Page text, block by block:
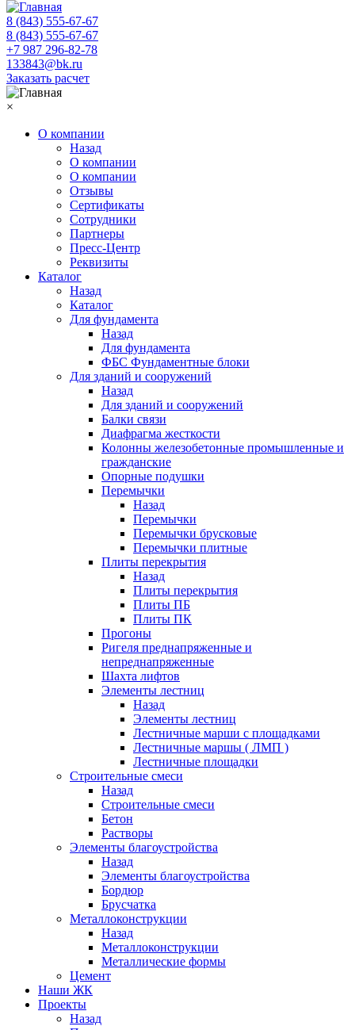
8 (843) 555-67-67
8 (843) 555-67-67
+7 987 296-82-78
133843@bk.ru
Заказать расчет
×
О компании
Назад
О компании
О компании
Отзывы
Сертификаты
Сотрудники
Партнеры
Пресс-Центр
Реквизиты
Каталог
Назад
Каталог
Для фундамента
Назад
Для фундамента
ФБС Фундаментные блоки
Для зданий и сооружений
Назад
Для зданий и сооружений
Балки связи
Диафрагма жесткости
Колонны железобетонные промышленные и
гражданские
Опорные подушки
Перемычки
Назад
Перемычки
Перемычки брусковые
Перемычки плитные
Плиты перекрытия
Назад
Плиты перекрытия
Плиты ПБ
Плиты ПК
Прогоны
Ригеля преднапряженные и
непреднапряженные
Шахта лифтов
Элементы лестниц
Назад
Элементы лестниц
Лестничные марши с площадками
Лестничные маршы ( ЛМП )
Лестничные площадки
Строительные смеси
Назад
Строительные смеси
Бетон
Растворы
Элементы благоустройства
Назад
Элементы благоустройства
Бордюр
Брусчатка
Металлоконструкции
Назад
Металлоконструкции
Металлические формы
Цемент
Наши ЖК
Проекты
Назад